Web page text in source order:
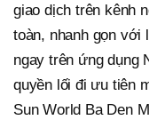
giao dịch trên kênh
toàn, nhanh gọn với
ngay trên ứng dụng
quyền lối đi ưu tiên
Sun World Ba Den